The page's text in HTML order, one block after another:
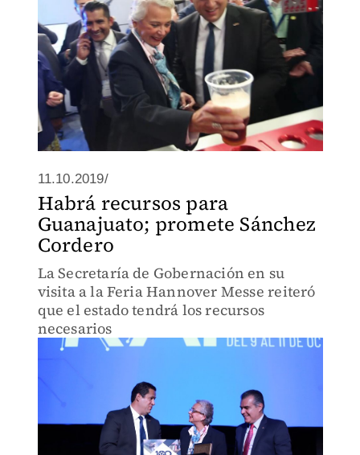
11.10.2019/
Habrá recursos para
Guanajuato; promete Sánchez
Cordero
La Secretaría de Gobernación en su
visita a la Feria Hannover Messe reiteró
que el estado tendrá los recursos
necesarios